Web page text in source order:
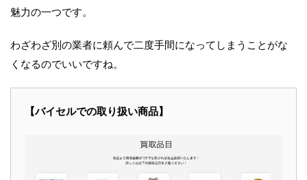
魅力の一つです。
わざわざ別の業者に頼んで二度手間になってしまうことがな
くなるのでいいですね。
【バイセルでの取り扱い商品】